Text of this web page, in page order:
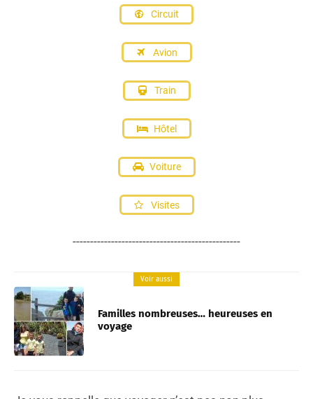
Circuit
Avion
Train
Hôtel
Voiture
Visites
------------------------------------------------
Voir aussi
Familles nombreuses… heureuses en
voyage